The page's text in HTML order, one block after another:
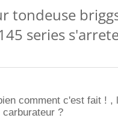
tondeuse
series
comment c'est fait ! ,
?